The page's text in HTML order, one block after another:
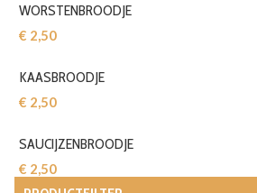
WORSTENBROODJE
€ 2,50‎
KAASBROODJE
€ 2,50‎
SAUCIJZENBROODJE
€ 2,50‎